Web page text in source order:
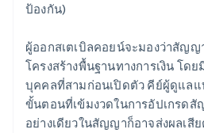
ป้องกัน)
ผู้ออกสเตเบิลคอยน์จะมองว่าสัญญ
โครงสร้างพื้นฐานทางการเงิน โด
บุคคลที่สามก่อนเปิดตัว คีย์ผู้ดูแลแ
ขั้นตอนที่เข้มงวดในการอัปเกรด
อย่างเดียวในสัญญาก็อาจส่งผลเ